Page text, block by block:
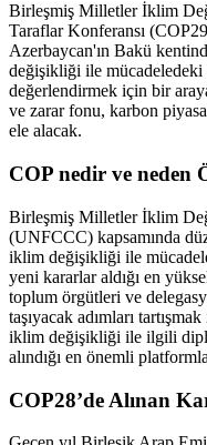
Birleşmiş Milletler İklim
Taraflar Konferansı
Azerbaycan'ın Bakü
değişikliği ile mücadeledeki
değerlendirmek için bir
ve zarar fonu, karbon
ele alacak.
COP nedir ve neden
Birleşmiş Milletler İklim
(UNFCCC) kapsamında
iklim değişikliği ile
yeni kararlar aldığı en
toplum örgütleri ve
taşıyacak adımları
iklim değişikliği ile ilgili
alındığı en önemli
COP28’de Alınan